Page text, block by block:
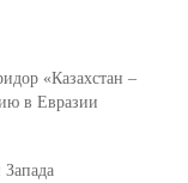
«Казахстан –
в Евразии
Запада